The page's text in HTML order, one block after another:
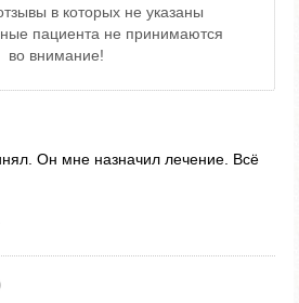
в которых не указаны
пациента не принимаются
во внимание!
Он мне назначил лечение. Всё